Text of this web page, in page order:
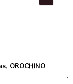
, OROCHINO